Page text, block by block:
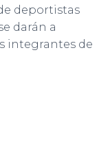
deportistas
darán a
integrantes de